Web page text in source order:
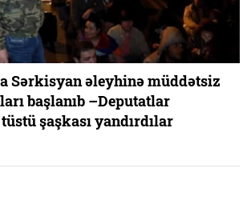
Sərkisyan əleyhinə müddətsiz
başlanıb –Deputatlar
şaşkası yandırdılar